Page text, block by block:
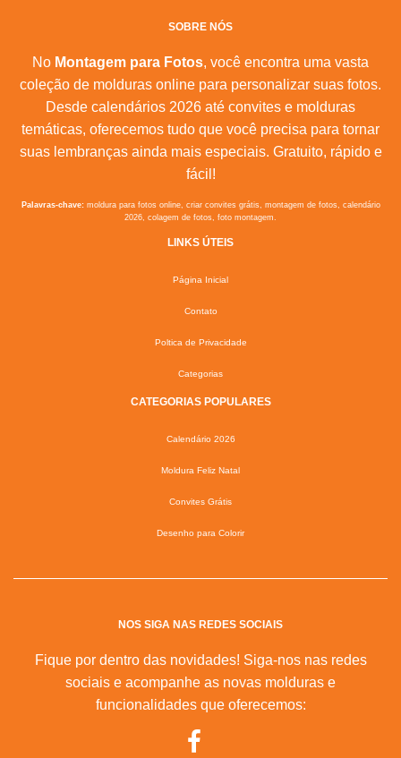
SOBRE NÓS
No Montagem para Fotos, você encontra uma vasta
coleção de molduras online para personalizar suas fotos.
Desde calendários 2026 até convites e molduras
temáticas, oferecemos tudo que você precisa para tornar
suas lembranças ainda mais especiais. Gratuito, rápido e
fácil!
Palavras-chave:moldura para fotos online, criar convites grátis, montagem de fotos, calendário
2026, colagem de fotos, foto montagem.
LINKS ÚTEIS
Página Inicial
Contato
Poltica de Privacidade
Categorias
CATEGORIAS POPULARES
Calendário 2026
Moldura Feliz Natal
Convites Grátis
Desenho para Colorir
NOS SIGA NAS REDES SOCIAIS
Fique por dentro das novidades! Siga-nos nas redes
sociais e acompanhe as novas molduras e
funcionalidades que oferecemos: